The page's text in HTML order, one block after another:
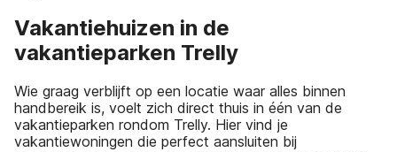
Vakantiehuizen in de
vakantieparken Trelly
Wie graag verblijft op een locatie waar alles binnen
handbereik is, voelt zich direct thuis in één van de
vakantieparken rondom Trelly. Hier vind je
vakantiewoningen die perfect aansluiten bij